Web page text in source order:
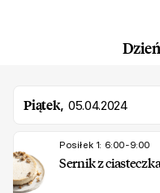
Piątek, 05.04.2024
Posiłek 1: 6:00-9:00
Sernik z